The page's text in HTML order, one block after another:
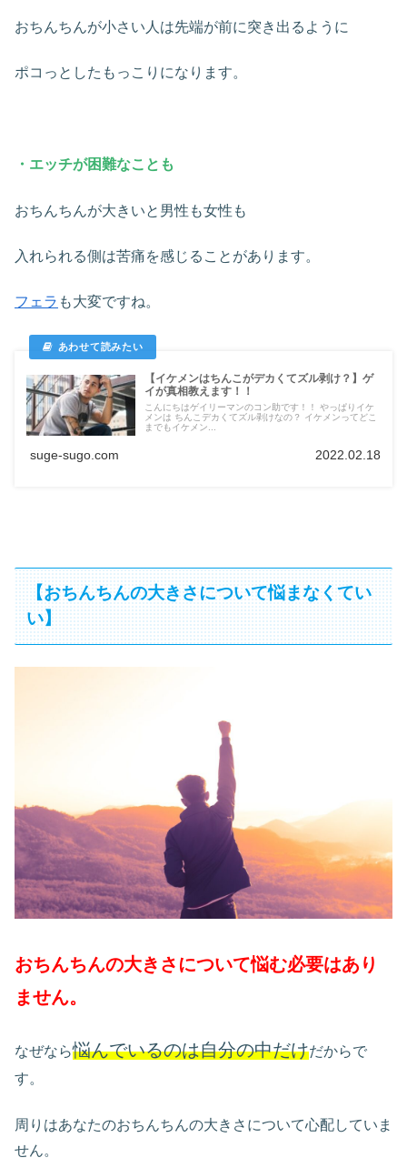
おちんちんが小さい人は先端が前に突き出るように
ポコっとしたもっこりになります。
・エッチが困難なことも
おちんちんが大きいと男性も女性も
入れられる側は苦痛を感じることがあります。
フェラ も大変ですね。
【イケメンはちんこがデカくてズル剥け？】ゲ
イが真相教えます！！
こんにちはゲイリーマンのコン助です！！ やっぱりイケ
メンは ちんこデカくてズル剥けなの？ イケメンってどこ
までもイケメン...
suge-sugo.com 2022.02.18
【おちんちんの大きさについて悩まなくてい
い】
おちんちんの大きさについて悩む必要はあり
ません。
なぜなら悩んでいるのは自分の中だけだからで
す。
周りはあなたのおちんちんの大きさについて心配していま
せん。